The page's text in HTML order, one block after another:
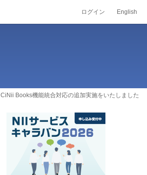
ログイン English
CiNii Books機能統合対応の追加実施をいたしました